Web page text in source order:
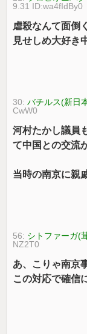
9.31 ID:wa4fIdBy0
虐殺なんて面倒
見せしめ大好き
30:バチルス(新日
CwW0
河村たかし議員
て中国との交流
当時の南京に親
56: シトファーガ(
NZ2T0
あ、こりゃ南京
この対応で確信